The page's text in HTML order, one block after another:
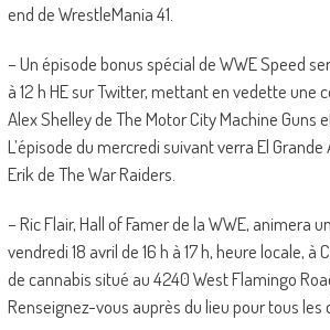
end de WrestleMania 41.
– Un épisode bonus spécial de WWE Speed
à 12 h HE sur Twitter, mettant en vedette une
Alex Shelley de The Motor City Machine Guns
L’épisode du mercredi suivant verra El
Erik de The War Raiders.
– Ric Flair, Hall of Famer de la WWE, animera
vendredi 18 avril de 16 h à 17 h, heure locale, à
de cannabis situé au 4240 West Flamingo
Renseignez-vous auprès du lieu pour tous les